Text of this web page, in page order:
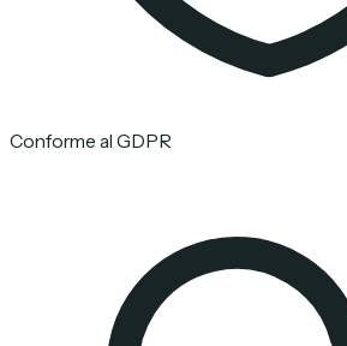
Conforme al GDPR